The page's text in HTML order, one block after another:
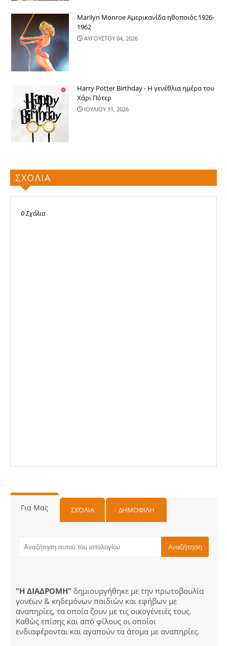
Marilyn Monroe Αμερικανίδα ηθοποιός 1926-
1962
ΑΥΓΟΥΣΤΟΥ 04, 2026
Harry Potter Birthday - Η γενέθλια ημέρα του
Χάρι Πότερ
ΙΟΥΛΙΟΥ 31, 2026
ΣΧΟΛΙΑ
0 Σχόλια
Για Μας ΣΧΌΛΙΑ ΔΗΜΟΦΙΛΗ
"Η ΔΙΑΔΡΟΜΗ" δημιουργήθηκε με την πρωτοβουλία
γονέων & κηδεμόνων παιδιών και εφήβων με
αναπηρίες, τα οποία ζουν με τις οικογένειές τους.
Καθώς επίσης και από φίλους οι οποίοι
ενδιαφέρονται και αγαπούν τα άτομα με αναπηρίες.